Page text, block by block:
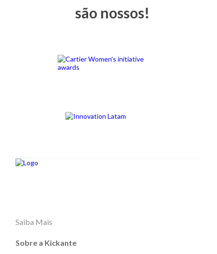
são nossos!
Saiba Mais
Sobre a Kickante